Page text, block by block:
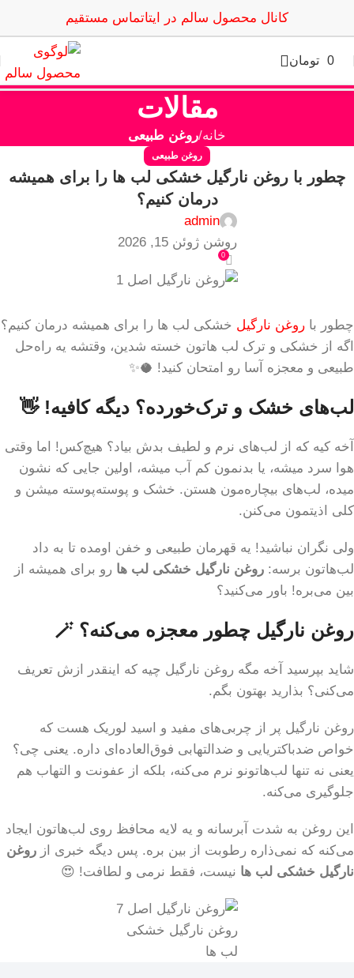
کانال محصول سالم در ایتاتماس مستقیم
0 تومان
مقالات
خانه روغن طبیعی
روغن طبیعی
چطور با روغن نارگیل خشکی لب ها را برای همیشه
درمان کنیم؟
admin
روشن ژوئن 15, 2026
0
چطور با روغن نارگیل خشکی لب ها را برای همیشه درمان کنیم؟
اگه از خشکی و ترک لب هاتون خسته شدین، وقتشه یه راه‌حل
طبیعی و معجزه آسا رو امتحان کنید! 🥥✨
لب‌های خشک و ترک‌خورده؟ دیگه کافیه! 👋
آخه کیه که از لب‌های نرم و لطیف بدش بیاد؟ هیچ‌کس! اما وقتی
هوا سرد میشه، یا بدنمون کم آب میشه، اولین جایی که نشون
میده، لب‌های بیچاره‌مون هستن. خشک و پوسته‌پوسته میشن و
کلی اذیتمون می‌کنن.
ولی نگران نباشید! یه قهرمان طبیعی و خفن اومده تا به داد
لب‌هاتون برسه: روغن نارگیل خشکی لب ها رو برای همیشه از
بین می‌بره! باور می‌کنید؟
روغن نارگیل چطور معجزه می‌کنه؟ 🪄
شاید بپرسید آخه مگه روغن نارگیل چیه که اینقدر ازش تعریف
می‌کنی؟ بذارید بهتون بگم.
روغن نارگیل پر از چربی‌های مفید و اسید لوریک هست که
خواص ضدباکتریایی و ضدالتهابی فوق‌العاده‌ای داره. یعنی چی؟
یعنی نه تنها لب‌هاتونو نرم می‌کنه، بلکه از عفونت و التهاب هم
جلوگیری می‌کنه.
این روغن به شدت آبرسانه و یه لایه محافظ روی لب‌هاتون ایجاد
می‌کنه که نمی‌ذاره رطوبت از بین بره. پس دیگه خبری از روغن
نارگیل خشکی لب ها نیست، فقط نرمی و لطافت! 😍
روغن نارگیل خشکی
لب ها